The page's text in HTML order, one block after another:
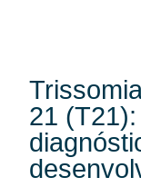
21